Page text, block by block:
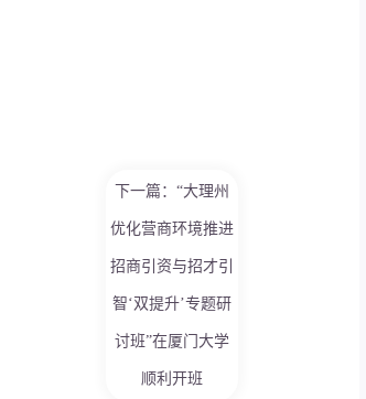
下一篇：“大理州
优化营商环境推进
招商引资与招才引
智‘双提升’专题研
讨班”在厦门大学
顺利开班